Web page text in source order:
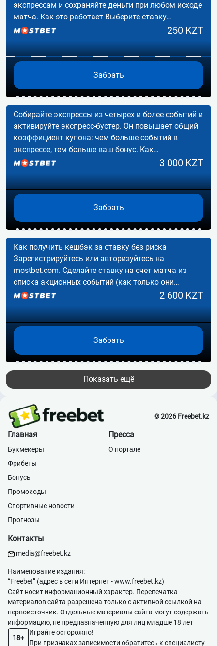
экспрессам и сохраняйте деньги при любом исходе
матча. Как это работает Выберите ставку…
250 KZT
Забрать
Собирайте экспрессы из четырех и более событий и
активируйте экспресс-бустер. Он повышает общий
коэффициент купона: чем больше событий в
экспрессе, тем больше ваш бонус. Как…
3 000 KZT
Забрать
Как получить кешбэк за ставку без риска
Зарегистрируйтесь или авторизуйтесь на
mostbet.com. Сделайте ставку на счет матча из
списка акционных событий (как только они
появятся).…
2 600 KZT
Забрать
Показать ещё
© 2026 Freebet.kz
Главная
Букмекеры
Фрибеты
Бонусы
Промокоды
Спортивные новости
Прогнозы
Пресса
О портале
Контакты
media@freebet.kz
Наименование издания:
“Freebet” (адрес в сети Интернет -www.freebet.kz)
Сайт носит информационный характер. Перепечатка
материалов сайта разрешена только с активной ссылкой на
первоисточник. Отдельные материалы сайта могут содержать
информацию, не предназначенную для лиц младше 18 лет
18+
Играйте осторожно!
При признаках зависимости обратитесь к специалисту